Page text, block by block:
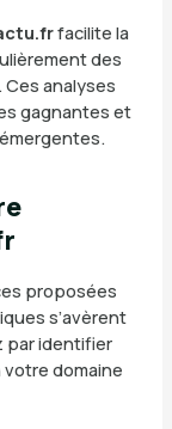
facilite la
des
analyses
gagnantes et
proposées
s’avèrent
par identifier
domaine